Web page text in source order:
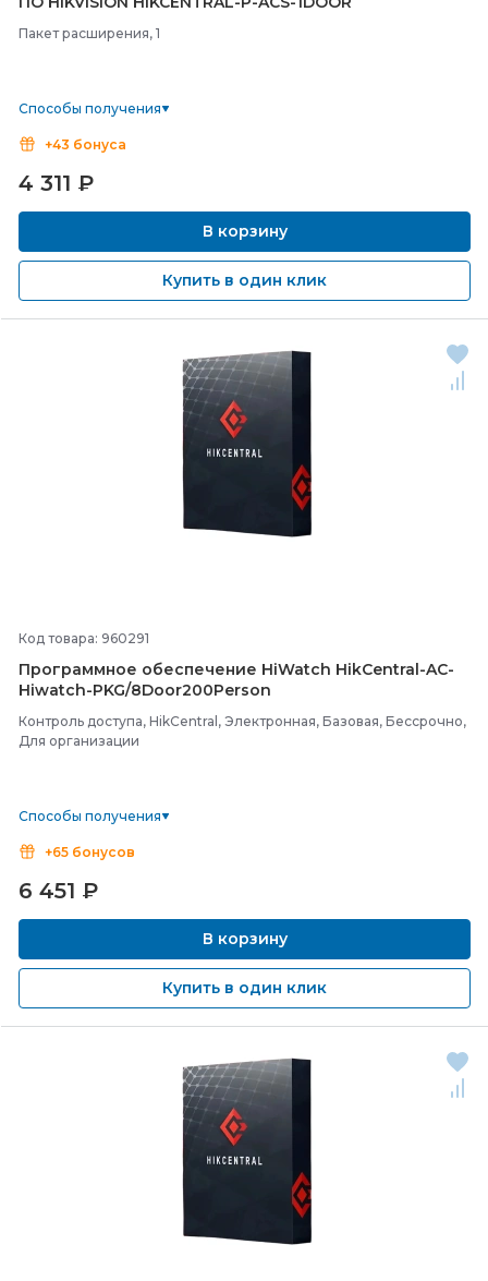
Пакет расширения, 1
Способы получения
+43 бонуса
4 311 ₽
В корзину
Купить в один клик
Код товара: 960291
Программное обеспечение HiWatch HikCentral-AC-
Hiwatch-PKG/8Door200Person
Контроль доступа, HikCentral, Электронная, Базовая, Бессрочно,
Для организации
Способы получения
+65 бонусов
6 451 ₽
В корзину
Купить в один клик